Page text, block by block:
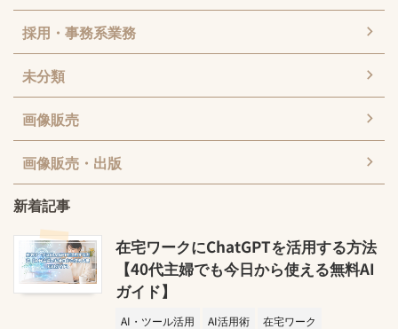
採用・事務系業務
未分類
画像販売
画像販売・出版
新着記事
在宅ワークにChatGPTを活用する方法
【40代主婦でも今日から使える無料AI
ガイド】
AI・ツール活用 AI活用術
在宅ワーク